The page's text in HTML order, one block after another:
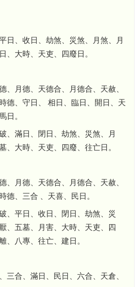
日、收日、劫煞、災煞、月煞、月
、大時、天吏、四廢日。
、月德、天德合、月德合、天赦、
德、守日、 相日、臨日、開日、天
日。
、滿日、閉日、劫煞、災煞、月
、大時、天吏、四廢、往亡日。
、月德、天德合、月德合、天赦、
德、三合 、天喜、民日。
、平日、收日、閉日、劫煞、災
、五墓、月害、大時、天吏、四
、八專、往亡、建日。
三合、滿日、民日、六合、天倉、